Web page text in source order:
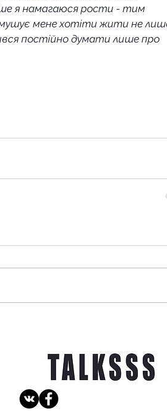
я намагаюся рости - тим
мене хотіти жити не
постійно думати лише про